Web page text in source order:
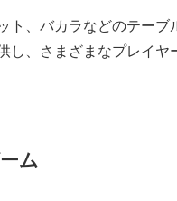
ト、バカラなどのテー
し、さまざまなプレイ
ム